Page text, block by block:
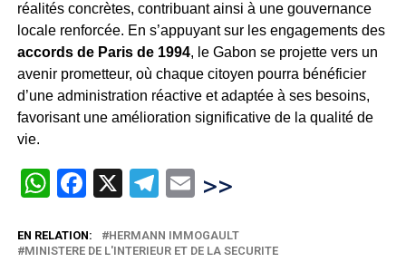
réalités concrètes, contribuant ainsi à une gouvernance
locale renforcée. En s’appuyant sur les engagements des
accords de Paris de 1994, le Gabon se projette vers un
avenir prometteur, où chaque citoyen pourra bénéficier
d’une administration réactive et adaptée à ses besoins,
favorisant une amélioration significative de la qualité de
vie.
WhatsApp
Facebook
X Telegram
Email
>>
EN RELATION:
HERMANN IMMOGAULT
MINISTERE DE L'INTERIEUR ET DE LA SECURITE